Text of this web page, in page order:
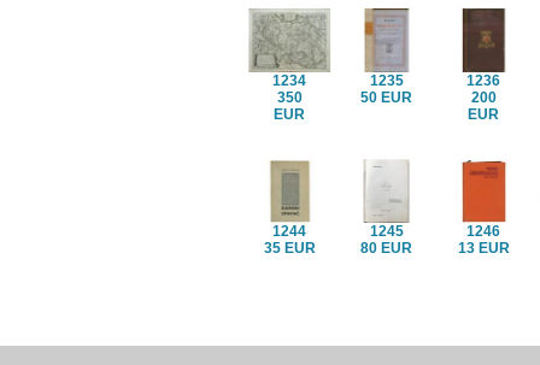
1234
350
EUR
1235
50 EUR
1236
200
EUR
1244
35 EUR
1245
80 EUR
1246
13 EUR